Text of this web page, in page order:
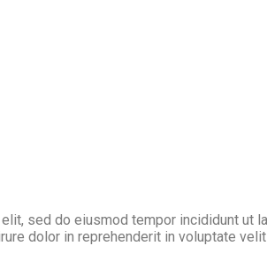
sed do eiusmod tempor incididunt ut
dolor in reprehenderit in voluptate